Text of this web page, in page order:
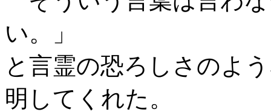
い。」
と言霊の恐ろしさのよ
明してくれた。